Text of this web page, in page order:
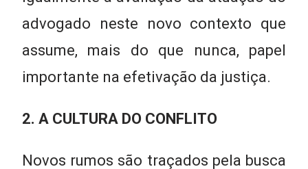
advogado neste novo contexto que
assume, mais do que nunca, papel
importante na efetivação da justiça.
2. A CULTURA DO CONFLITO
Novos rumos são traçados pela busca